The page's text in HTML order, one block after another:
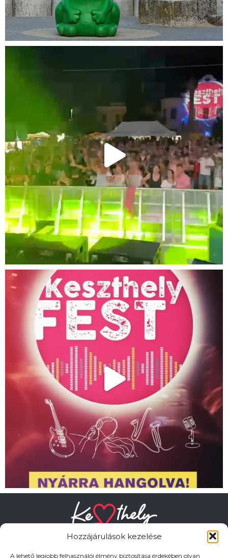
Hozzájárulások kezelése
A lehető legjobb felhasználói élmény biztosítása érdekében olyan